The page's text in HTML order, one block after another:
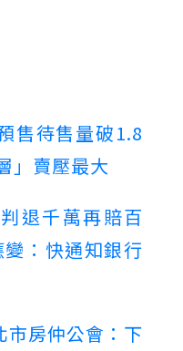
售待售量破1.8
」賣壓最大
退千萬再賠百
：快通知銀行
市房仲公會：下